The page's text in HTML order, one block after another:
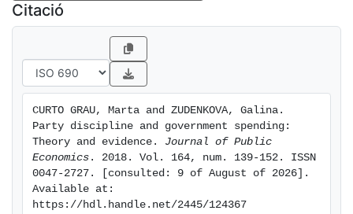
Citació
CURTO GRAU, Marta and ZUDENKOVA, Galina.
Party discipline and government spending:
Theory and evidence. Journal of Public
Economics . 2018. Vol. 164, num. 139-152. ISSN
0047-2727. [consulted: 9 of August of 2026].
Available at:
https://hdl.handle.net/2445/124367